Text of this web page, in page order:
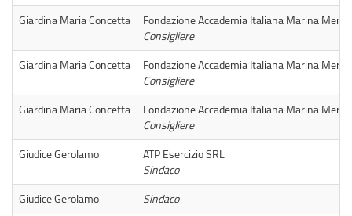
Giardina Maria Concetta
Fondazione Accademia Italiana Marina
Consigliere
Giardina Maria Concetta
Fondazione Accademia Italiana Marina
Consigliere
Giardina Maria Concetta
Fondazione Accademia Italiana Marina
Consigliere
Giudice Gerolamo
ATP Esercizio SRL
Sindaco
Giudice Gerolamo
Sindaco